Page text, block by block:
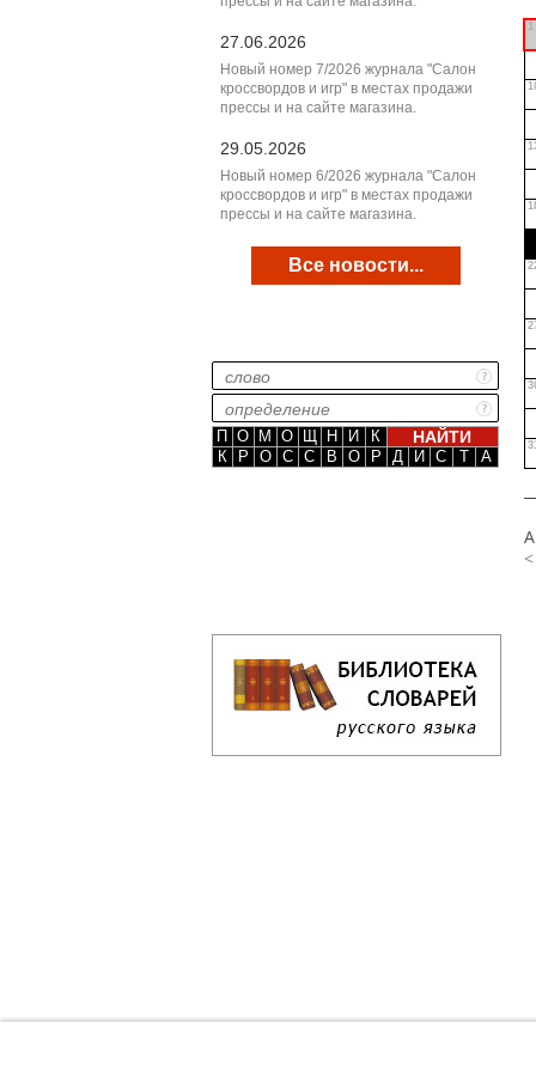
27.06.2026
Новый номер 7/2026 журнала "Салон
кроссвордов и игр" в местах продажи
прессы и на сайте магазина.
29.05.2026
Новый номер 6/2026 журнала "Салон
кроссвордов и игр" в местах продажи
прессы и на сайте магазина.
Все новости...
П О М О Щ Н И
К
К
Р О С С В О Р Д И С Т А
1
<